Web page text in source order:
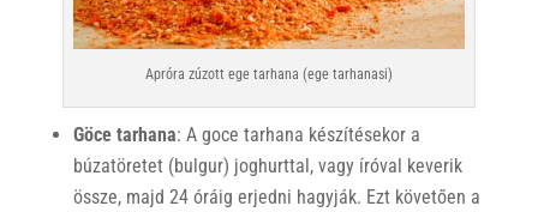
Apróra zúzott ege tarhana (ege tarhanasi)
Göce tarhana: A goce tarhana készítésekor a
búzatöretet (bulgur) joghurttal, vagy íróval keverik
össze, majd 24 óráig erjedni hagyják. Ezt követően a